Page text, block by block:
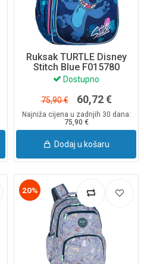
Ruksak TURTLE Disney
Stitch Blue F015780
CoolPack
Dostupno
75,90 € 60,72 €
Najniža cijena u zadnjih 30 dana:
75,90 €
Dodaj u košaru
20%